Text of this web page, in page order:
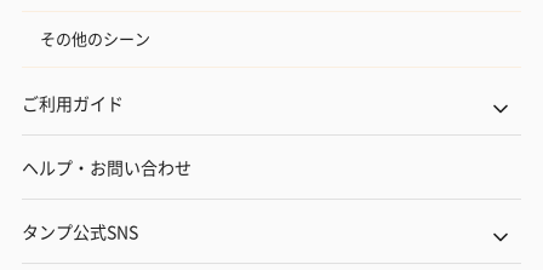
その他のシーン
ご利用ガイド
ヘルプ・お問い合わせ
タンプ公式SNS